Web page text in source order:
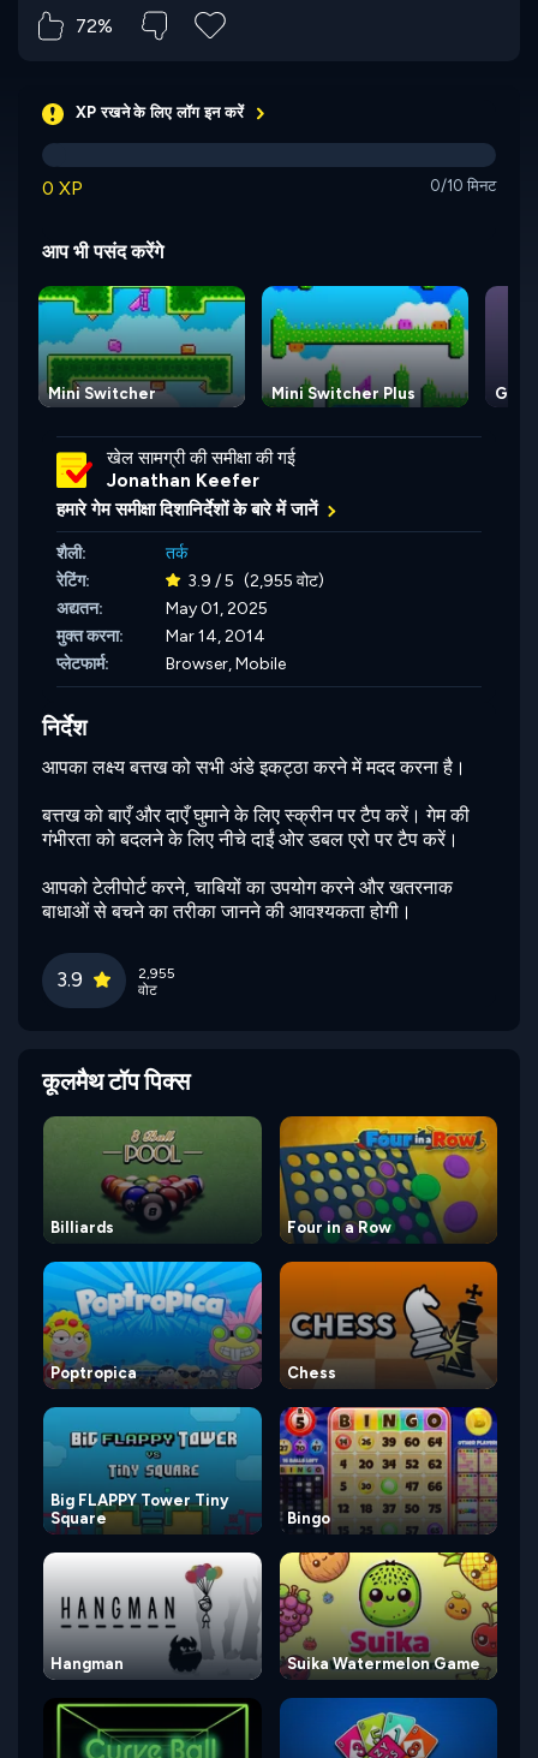
72%
XP रखने के लिए लॉग इन करें
0 XP 0/10 मिनट
आप भी पसंद करेंगे
Mini Switcher Mini Switcher Plus
खेल सामग्री की समीक्षा की गई
Jonathan Keefer
हमारे गेम समीक्षा दिशानिर्देशों के बारे में जानें
शैली:
तर्क
रेटिंग:
3.9 / 5 (2,955 वोट)
अद्यतन:
May 01, 2025
मुक्त करना:
Mar 14, 2014
प्लेटफार्म:
Browser, Mobile
निर्देश
आपका लक्ष्य बत्तख को सभी अंडे इकट्ठा करने में मदद करना है।
बत्तख को बाएँ और दाएँ घुमाने के लिए स्क्रीन पर टैप करें। गेम की
गंभीरता को बदलने के लिए नीचे दाईं ओर डबल एरो पर टैप करें।
आपको टेलीपोर्ट करने, चाबियों का उपयोग करने और खतरनाक
बाधाओं से बचने का तरीका जानने की आवश्यकता होगी।
3.9
2,955
वोट
कूलमैथ टॉप पिक्स
Billiards Four in a Row
Poptropica Chess
Big FLAPPY Tower Tiny
Square
Bingo
Hangman Suika Watermelon Game